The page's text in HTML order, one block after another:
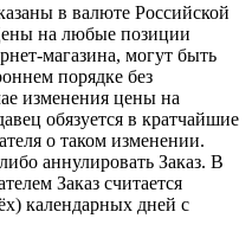
в валюте Российской
на любые позиции
магазина, могут быть
порядке без
изменения цены на
обязуется в кратчайшие
о таком изменении.
аннулировать Заказ. В
Заказ считается
календарных дней с